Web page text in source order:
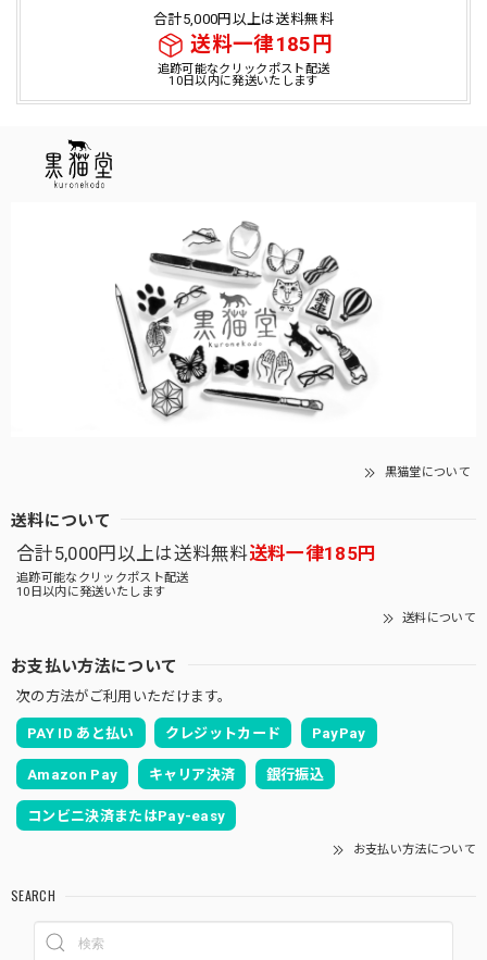
合計5,000円以上は送料無料
送料一律185円
追跡可能なクリックポスト配送
10日以内に発送いたします
黒猫堂について
送料について
合計5,000円以上は送料無料送料一律185円
追跡可能なクリックポスト配送
10日以内に発送いたします
送料について
お支払い方法について
次の方法がご利用いただけます。
PAY ID あと払い クレジットカード PayPay
Amazon Pay キャリア決済 銀行振込
コンビニ決済またはPay-easy
お支払い方法について
SEARCH